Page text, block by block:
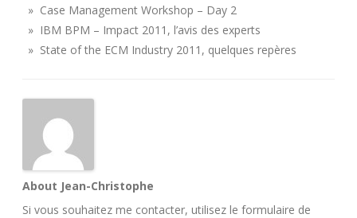
» Case Management Workshop – Day 2
» IBM BPM – Impact 2011, l’avis des experts
» State of the ECM Industry 2011, quelques repères
About Jean-Christophe
Si vous souhaitez me contacter, utilisez le formulaire de